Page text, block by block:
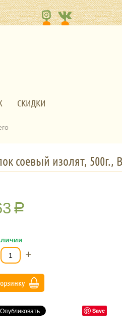
СКИДКИ
соевый изолят, 500г.,
Р
+
Save